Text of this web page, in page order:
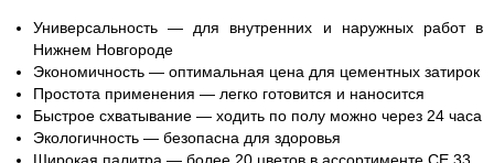
Универсальность — для внутренних и наружных работ в
Нижнем Новгороде
Экономичность — оптимальная цена для цементных затирок
Простота применения — легко готовится и наносится
Быстрое схватывание — ходить по полу можно через 24 часа
Экологичность — безопасна для здоровья